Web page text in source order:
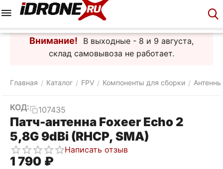
Внимание!
В выходные - 8 и 9 августа,
склад самовывоза не работает.
Главная / Каталог / FPV / Компоненты для сборки / Антенны
КОД: 107435
Патч-антенна Foxeer Echo 2
5,8G 9dBi (RHCP, SMA)
Написать отзыв
1 790 ₽
Корзина